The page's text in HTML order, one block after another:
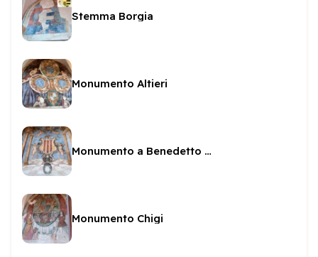
Stemma Borgia
Monumento Altieri
Monumento a Benedetto XIV
Monumento Chigi